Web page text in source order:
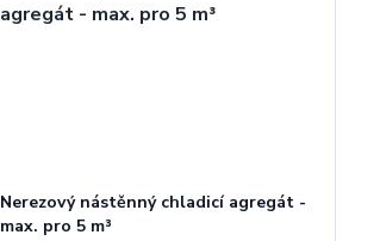
Nerezový nástěnný chladicí agregát -
max. pro 5 m³